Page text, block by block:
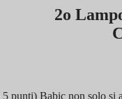
2o
Babic non solo si